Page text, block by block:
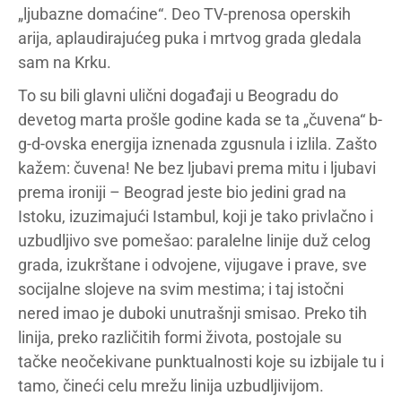
„ljubazne domaćine“. Deo TV-prenosa operskih
arija, aplaudirajućeg puka i mrtvog grada gledala
sam na Krku.
To su bili glavni ulični događaji u Beogradu do
devetog marta prošle godine kada se ta „čuvena“ b-
g-d-ovska energija iznenada zgusnula i izlila. Zašto
kažem: čuvena! Ne bez ljubavi prema mitu i ljubavi
prema ironiji – Beograd jeste bio jedini grad na
Istoku, izuzimajući Istambul, koji je tako privlačno i
uzbudljivo sve pomešao: paralelne linije duž celog
grada, izukrštane i odvojene, vijugave i prave, sve
socijalne slojeve na svim mestima; i taj istočni
nered imao je duboki unutrašnji smisao. Preko tih
linija, preko različitih formi života, postojale su
tačke neočekivane punktualnosti koje su izbijale tu i
tamo, čineći celu mrežu linija uzbudljivijom.